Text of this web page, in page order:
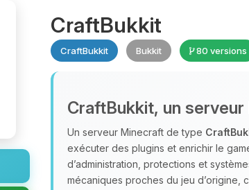
CraftBukkit
CraftBukkit Bukkit 80 versions
CraftBukkit, un
Un serveur Minecraft de type
exécuter des plugins et enrichir le
d’administration, protections et
mécaniques proches du jeu d’origine,